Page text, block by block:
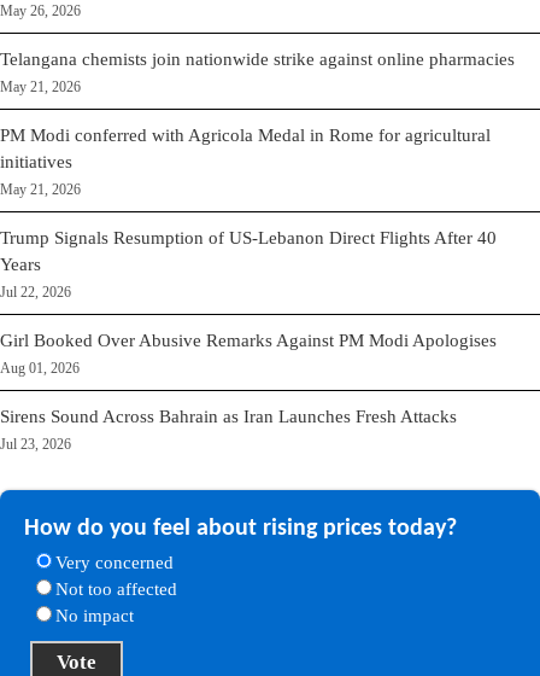
May 26, 2026
Telangana chemists join nationwide strike against online pharmacies
May 21, 2026
PM Modi conferred with Agricola Medal in Rome for agricultural
initiatives
May 21, 2026
Trump Signals Resumption of US-Lebanon Direct Flights After 40
Years
Jul 22, 2026
Girl Booked Over Abusive Remarks Against PM Modi Apologises
Aug 01, 2026
Sirens Sound Across Bahrain as Iran Launches Fresh Attacks
Jul 23, 2026
How do you feel about rising prices today?
Very concerned
Not too affected
No impact